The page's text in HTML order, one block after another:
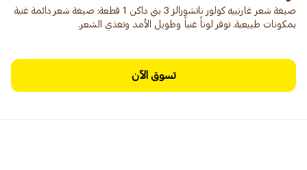
صبغة شعر غارنييه كولور ناتشورالز 3 بني داكن 1 قطعة: صبغة شعر دائمة غنية
بمكونات طبيعية. توفر لوناً غنياً وطويل الأمد وتغذي الشعر.
تسوق الآن